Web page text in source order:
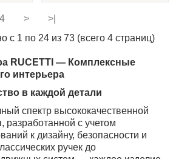
4 >
>|
с 1 по 24 из 73 (всего 4 страниц)
RUCETTI — Комплексные
интерьера
в каждой детали
спектр высококачественной
с учетом
к дизайну, безопасности и
ручек до